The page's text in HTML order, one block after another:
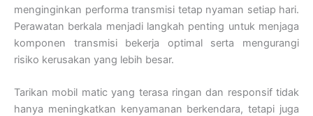
menginginkan performa transmisi tetap nyaman setiap hari.
Perawatan berkala menjadi langkah penting untuk menjaga
komponen transmisi bekerja optimal serta mengurangi
risiko kerusakan yang lebih besar.
Tarikan mobil matic yang terasa ringan dan responsif tidak
hanya meningkatkan kenyamanan berkendara, tetapi juga